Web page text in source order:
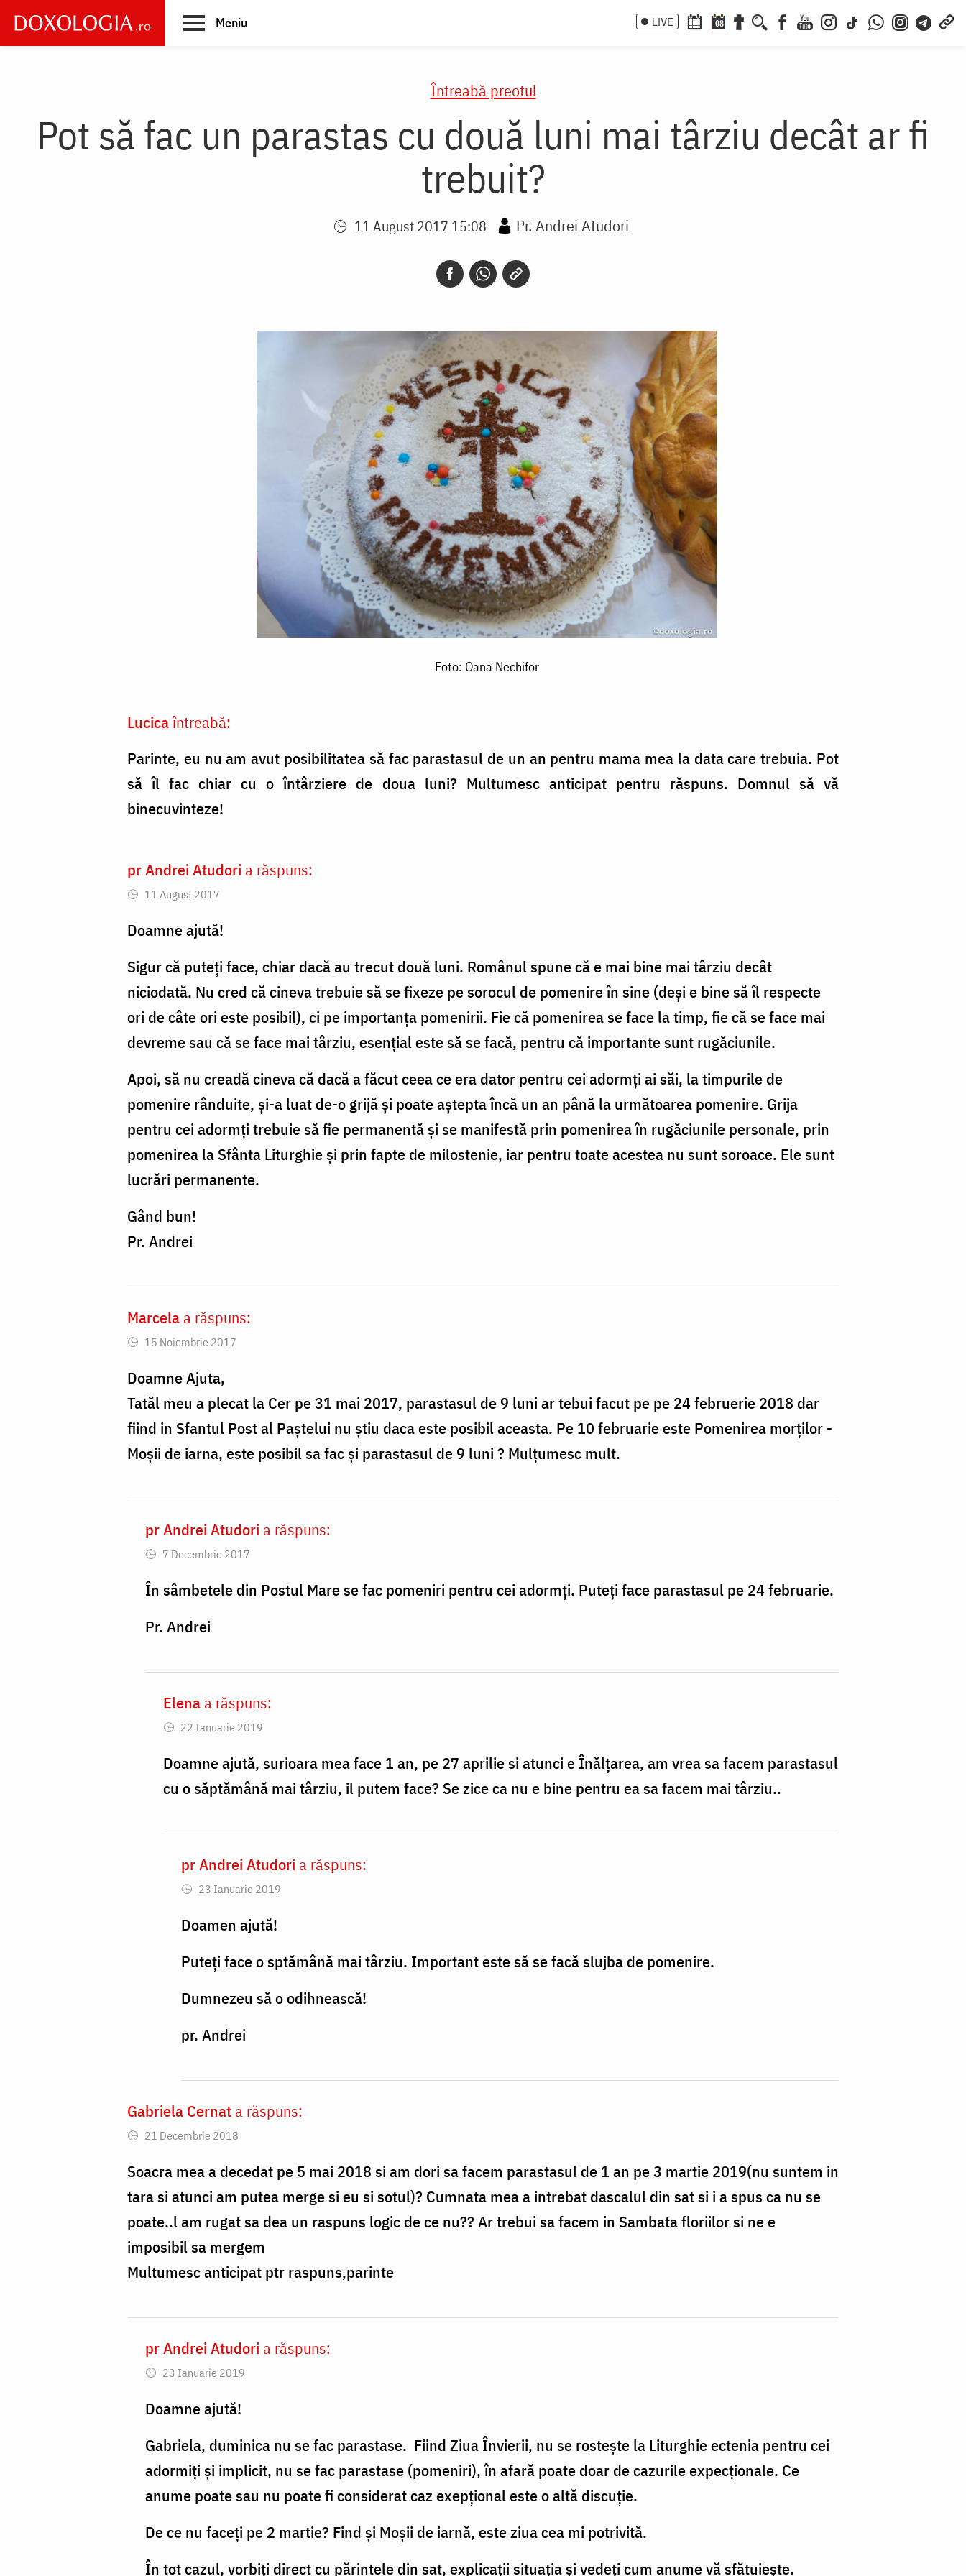
main
Meniu LIVE 08
Întreabă preotul
Pot să fac un parastas cu două luni mai târziu decât ar fi
trebuit?
11 August 2017 15:08 Pr. Andrei Atudori
Foto: Oana Nechifor
Lucicaîntreabă:
Parinte, eu nu am avut posibilitatea să fac parastasul de un an pentru mama mea la data care trebuia. Pot
să îl fac chiar cu o întârziere de doua luni? Multumesc anticipat pentru răspuns. Domnul să vă
binecuvinteze!
pr Andrei Atudori a răspuns:
11 August 2017
Doamne ajută!
Sigur că puteți face, chiar dacă au trecut două luni. Românul spune că e mai bine mai târziu decât
niciodată. Nu cred că cineva trebuie să se fixeze pe sorocul de pomenire în sine (deși e bine să îl respecte
ori de câte ori este posibil), ci pe importanța pomenirii. Fie că pomenirea se face la timp, fie că se face mai
devreme sau că se face mai târziu, esențial este să se facă, pentru că importante sunt rugăciunile.
Apoi, să nu creadă cineva că dacă a făcut ceea ce era dator pentru cei adormți ai săi, la timpurile de
pomenire rânduite, și-a luat de-o grijă și poate aștepta încă un an până la următoarea pomenire. Grija
pentru cei adormți trebuie să fie permanentă și se manifestă prin pomenirea în rugăciunile personale, prin
pomenirea la Sfânta Liturghie și prin fapte de milostenie, iar pentru toate acestea nu sunt soroace. Ele sunt
lucrări permanente.
Gând bun!
Pr. Andrei
Marcela a răspuns:
15 Noiembrie 2017
Doamne Ajuta,
Tatăl meu a plecat la Cer pe 31 mai 2017, parastasul de 9 luni ar tebui facut pe pe 24 februerie 2018 dar
fiind in Sfantul Post al Paştelui nu ştiu daca este posibil aceasta. Pe 10 februarie este Pomenirea morţilor -
Moşii de iarna, este posibil sa fac şi parastasul de 9 luni ? Mulţumesc mult.
In
reply
to
Ajuta,
pr Andrei Atudori a răspuns:
7 Decembrie 2017
În sâmbetele din Postul Mare se fac pomeniri pentru cei adormți. Puteți face parastasul pe 24 februarie.
Pr. Andrei
In
reply
to
În
din
Postul
Mare
andrei.atudori
Elena a răspuns:
22 Ianuarie 2019
Doamne ajută, surioara mea face 1 an, pe 27 aprilie si atunci e Înălțarea, am vrea sa facem parastasul
cu o săptămână mai târziu, il putem face? Se zice ca nu e bine pentru ea sa facem mai târziu..
In
reply
to
ajută,
surioara
by
pr Andrei Atudori a răspuns:
23 Ianuarie 2019
Doamen ajută!
Puteți face o sptămână mai târziu. Important este să se facă slujba de pomenire.
Dumnezeu să o odihnească!
pr. Andrei
Gabriela Cernat a răspuns:
21 Decembrie 2018
Soacra mea a decedat pe 5 mai 2018 si am dori sa facem parastasul de 1 an pe 3 martie 2019(nu suntem in
tara si atunci am putea merge si eu si sotul)? Cumnata mea a intrebat dascalul din sat si i a spus ca nu se
poate..l am rugat sa dea un raspuns logic de ce nu?? Ar trebui sa facem in Sambata floriilor si ne e
imposibil sa mergem
Multumesc anticipat ptr raspuns,parinte
In
reply
to
mea
a
decedat
pe
pr Andrei Atudori a răspuns:
23 Ianuarie 2019
Doamne ajută!
Gabriela, duminica nu se fac parastase. Fiind Ziua Învierii, nu se rostește la Liturghie ectenia pentru cei
adormiți și implicit, nu se fac parastase (pomeniri), în afară poate doar de cazurile expecționale. Ce
anume poate sau nu poate fi considerat caz exepțional este o altă discuție.
De ce nu faceți pe 2 martie? Find și Moșii de iarnă, este ziua cea mi potrivită.
În tot cazul, vorbiți direct cu părintele din sat, explicații situația și vedeți cum anume vă sfătuiește.